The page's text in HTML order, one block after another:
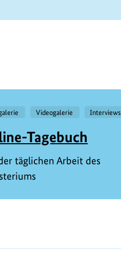
Videogalerie Interviews
Tagebuch
täglichen Arbeit des